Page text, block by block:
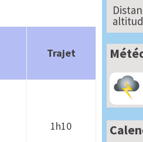
Trajet
1h10